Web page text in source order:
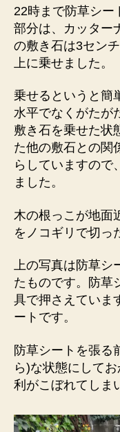
22時まで防草シー
部分は、カッター
の敷き石は3セン
上に乗せました。
乗せるというと簡
水平でなくがたが
敷き石を乗せた状
た他の敷石との関
らしていますので
ました。
木の根っこが地面
をノコギリで切っ
上の写真は防草シ
たものです。防草
具で押さえていま
ートです。
防草シートを張る
ら)な状態にして
利がこぼれてしま